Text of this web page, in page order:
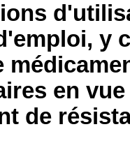
y
en
de